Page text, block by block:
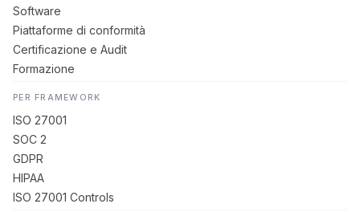
Software
Piattaforme di conformità
Certificazione e Audit
Formazione
PER FRAMEWORK
ISO 27001
SOC 2
GDPR
HIPAA
ISO 27001 Controls